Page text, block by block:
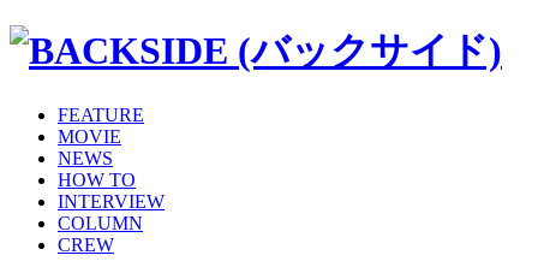
FEATURE
MOVIE
NEWS
HOW TO
INTERVIEW
COLUMN
CREW